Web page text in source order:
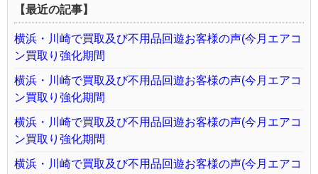
【最近の記事】
横浜・川崎で買取及び不用品回遊お客様の声(今月エアコ
ン買取り強化期間
横浜・川崎で買取及び不用品回遊お客様の声(今月エアコ
ン買取り強化期間
横浜・川崎で買取及び不用品回遊お客様の声(今月エアコ
ン買取り強化期間
横浜・川崎で買取及び不用品回遊お客様の声(今月エアコ